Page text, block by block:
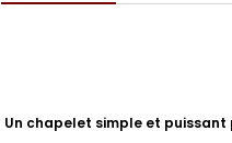
Un chapelet simple et puissant